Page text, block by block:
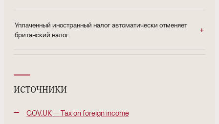
Уплаченный иностранный налог автоматически отменяет
британский налог
источники
GOV.UK — Tax on foreign income